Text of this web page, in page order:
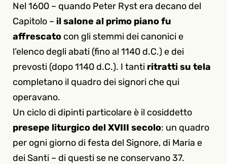
Nel 1600 – quando Peter Ryst era decano del
Capitolo – il salone al primo piano fu
affrescato con gli stemmi dei canonici e
l’elenco degli abati (fino al 1140 d.C.) e dei
prevosti (dopo 1140 d.C.). I tanti ritratti su tela
completano il quadro dei signori che qui
operavano.
Un ciclo di dipinti particolare è il cosiddetto
presepe liturgico del XVIII secolo: un quadro
per ogni giorno di festa del Signore, di Maria e
dei Santi – di questi se ne conservano 37.